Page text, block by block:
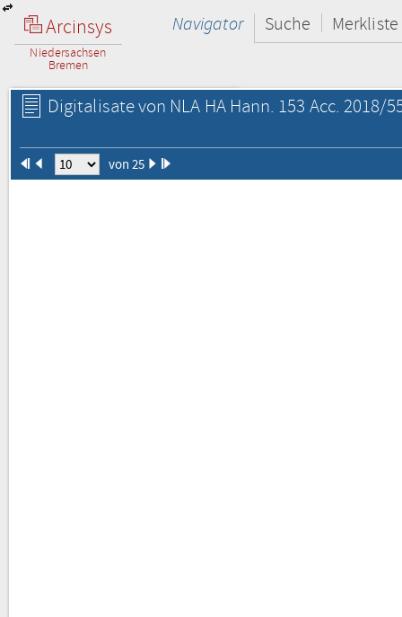
Arcinsys
Niedersachsen
Bremen
Navigator Suche Merkliste
Digitalisate von NLA HA Hann. 153 Acc. 2018/
von 25